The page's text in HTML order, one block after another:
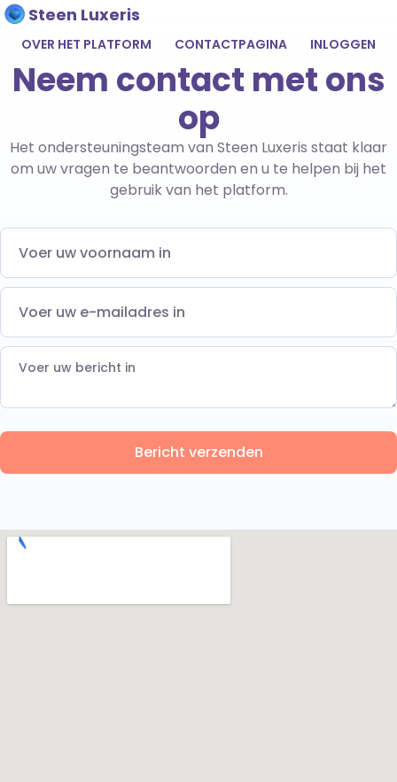
Steen Luxeris
OVER HET PLATFORM CONTACTPAGINA INLOGGEN
Neem contact met ons
op
Het ondersteuningsteam van Steen Luxeris staat klaar
om uw vragen te beantwoorden en u te helpen bij het
gebruik van het platform.
Bericht verzenden